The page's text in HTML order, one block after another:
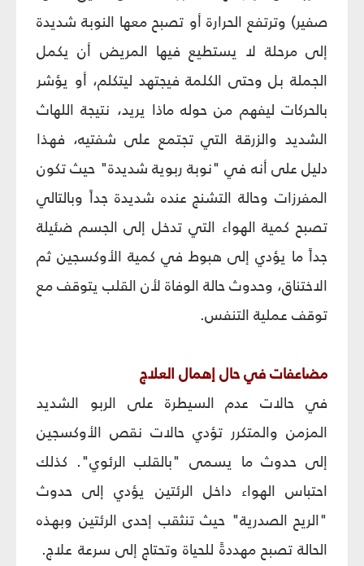
صفير) وترتفع الحرارة أو تصبح معها النوبة شديدة
إلى مرحلة لا يستطيع فيها المريض أن يكمل
الجملة بل وحتى الكلمة فيجتهد ليتكلم، أو يؤشر
بالحركات ليفهم من حوله ماذا يريد، نتيجة اللهاث
الشديد والزرقة التي تجتمع على شفتيه، فهذا
دليل على أنه في "نوبة ربوية شديدة" حيث تكون
المفرزات وحالة التشنج عنده شديدة جداً وبالتالي
تصبح كمية الهواء التي تدخل إلى الجسم ضئيلة
جداً ما يؤدي إلى هبوط في كمية الأوكسجين ثم
الاختناق، وحدوث حالة الوفاة لأن القلب يتوقف مع
توقف عملية التنفس.
مضاعفات في حال إهمال العلاج
في حالات عدم السيطرة على الربو الشديد
المزمن والمتكرر تؤدي حالات نقص الأوكسجين
إلى حدوث ما يسمى "بالقلب الرئوي". كذلك
احتباس الهواء داخل الرئتين يؤدي إلى حدوث
"الريح الصدرية" حيث تنثقب إحدى الرئتين وبهذه
الحالة تصبح مهددةً للحياة وتحتاج إلى سرعة علاج.